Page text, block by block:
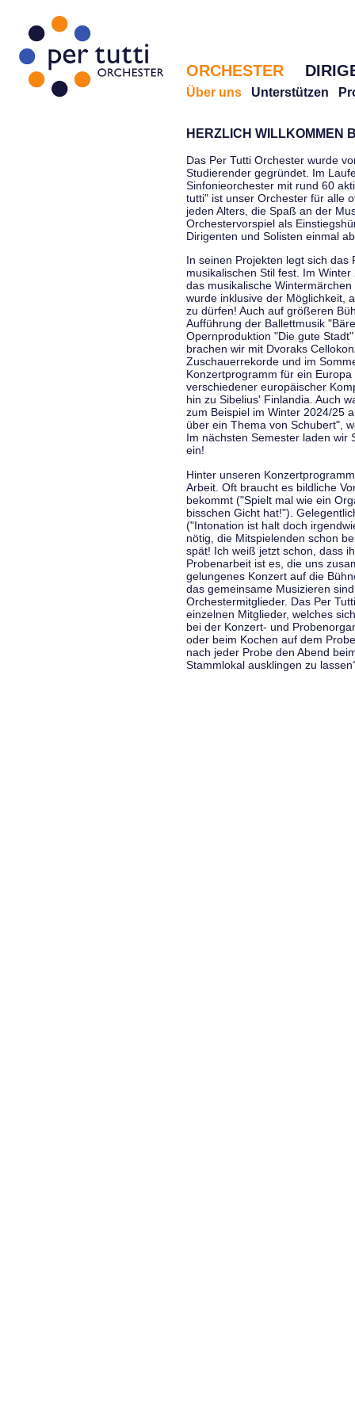
ORCHESTER
Über uns Unterstützen
HERZLICH WILLKOMMEN
Das Per Tutti Orchester wurde
Studierender gegründet. Im
Sinfonieorchester mit rund 60
tutti" ist unser Orchester für alle
jeden Alters, die Spaß an der
Orchestervorspiel als
Dirigenten und Solisten einmal
In seinen Projekten legt sich das
musikalischen Stil fest. Im
das musikalische
wurde inklusive der Möglichkeit,
zu dürfen! Auch auf größeren
Aufführung der Ballettmusik
Opernproduktion "Die gute
brachen wir mit Dvoraks
Zuschauerrekorde und im
Konzertprogramm für ein
verschiedener europäischer
hin zu Sibelius' Finlandia. Auch
zum Beispiel im Winter 2024/25
über ein Thema von Schubert",
Im nächsten Semester laden wir
ein!
Hinter unseren
Arbeit. Oft braucht es bildliche
bekommt ("Spielt mal wie ein
bisschen Gicht hat!").
("Intonation ist halt doch
nötig, die Mitspielenden schon
spät! Ich weiß jetzt schon, dass
Probenarbeit ist es, die uns
gelungenes Konzert auf die
das gemeinsame Musizieren
Orchestermitglieder. Das Per
einzelnen Mitglieder, welches
bei der Konzert- und
oder beim Kochen auf dem
nach jeder Probe den Abend
Stammlokal ausklingen zu